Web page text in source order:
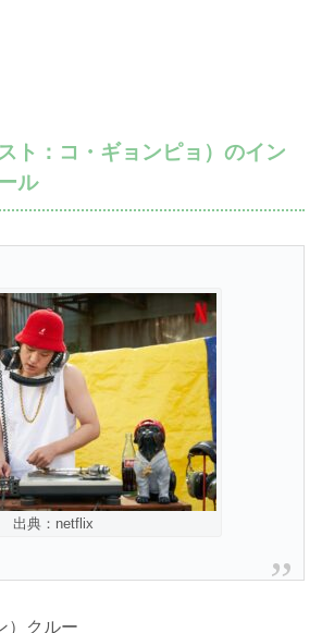
ト：コ・ギョンピョ）のイン
ル
出典：netflix
）クルー